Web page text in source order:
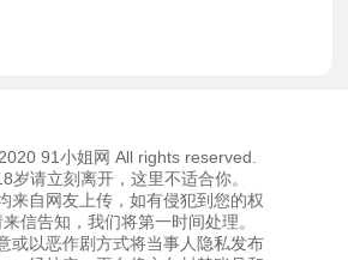
91小姐网 All rights reserved.
岁请立刻离开，这里不适合你。
来自网友上传，如有侵犯到您的权
信告知，我们将第一时间处理。
或以恶作剧方式将当事人隐私发布